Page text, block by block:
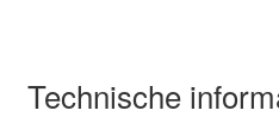
Technische